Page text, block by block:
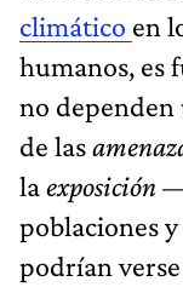
climático en
humanos, es
no dependen
de las
laexposición
poblaciones
podrían